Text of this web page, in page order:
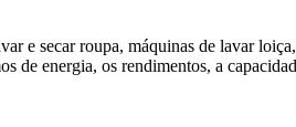
e secar roupa, máquinas de lavar
de energia, os rendimentos, a